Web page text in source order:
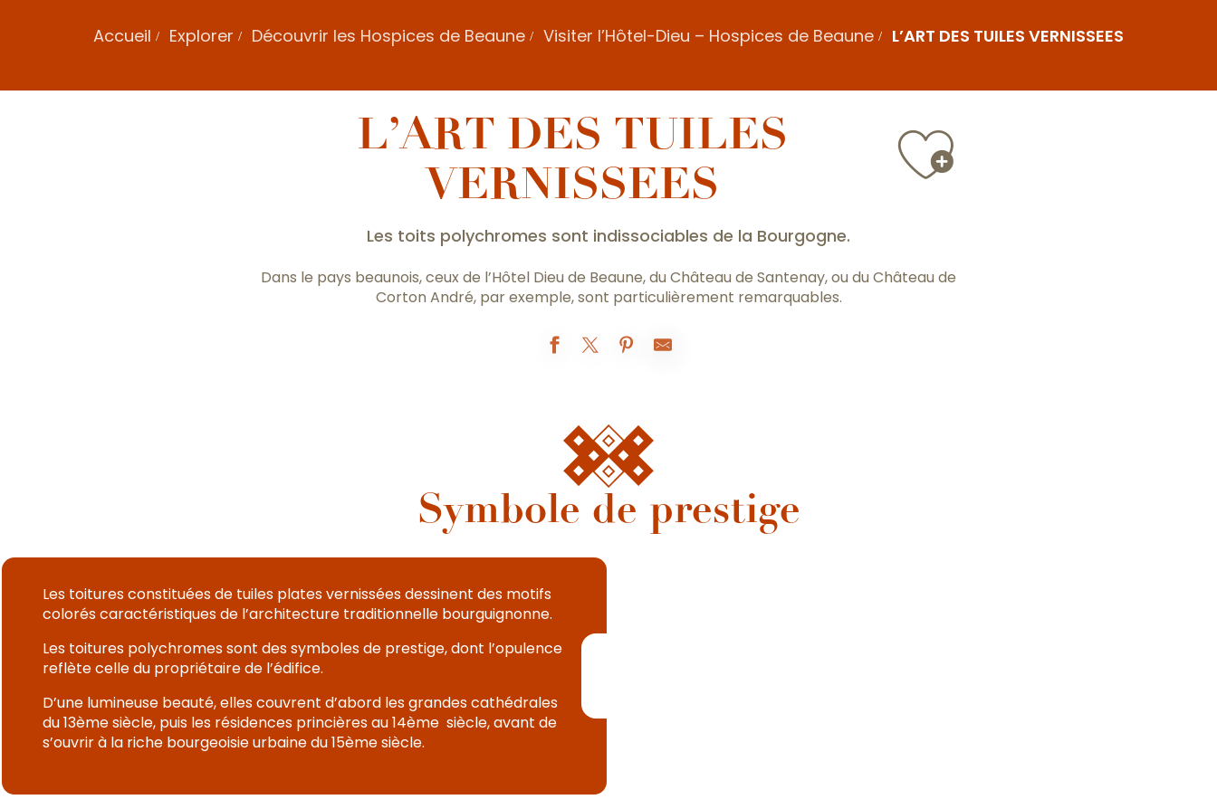
Accueil Explorer Découvrir les Hospices de Beaune Visiter l’Hôtel-Dieu – Hospices de Beaune L’ART DES TUILES VERNISSEES
L’ART DES TUILES
VERNISSEES
Ajouter
Les toits polychromes sont indissociables de la Bourgogne.
Dans le pays beaunois, ceux de l’Hôtel Dieu de Beaune, du Château de Santenay, ou du Château de
Corton André, par exemple, sont particulièrement remarquables.
Symbole de prestige
Les toitures constituées de tuiles plates vernissées dessinent des motifs
colorés caractéristiques de l’architecture traditionnelle bourguignonne.
Les toitures polychromes sont des symboles de prestige, dont l’opulence
reflète celle du propriétaire de l’édifice.
D’une lumineuse beauté, elles couvrent d’abord les grandes cathédrales
du 13ème siècle, puis les résidences princières au 14ème siècle, avant de
s’ouvrir à la riche bourgeoisie urbaine du 15ème siècle.